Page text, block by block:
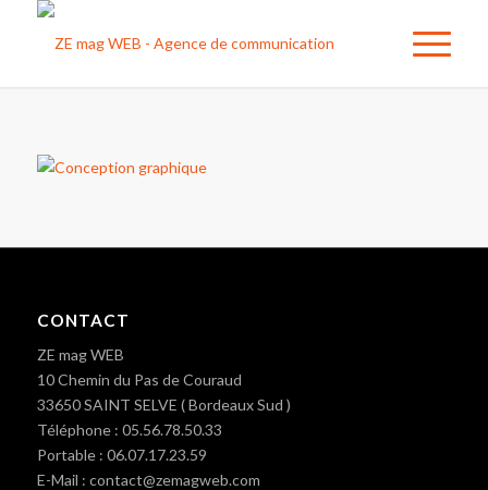
CONTACT
ZE mag WEB
10 Chemin du Pas de Couraud
33650 SAINT SELVE ( Bordeaux Sud )
Téléphone : 05.56.78.50.33
Portable : 06.07.17.23.59
E-Mail : contact@zemagweb.com